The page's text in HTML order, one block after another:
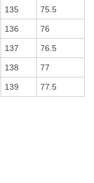
135 75.5
136 76
137 76.5
138 77
139 77.5